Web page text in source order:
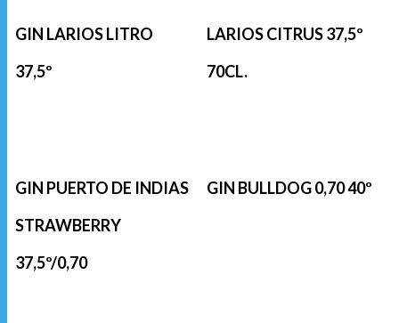
GIN LARIOS LITRO
37,5º
LARIOS CITRUS 37,5º
70CL.
GIN PUERTO DE INDIAS
STRAWBERRY
37,5º/0,70
GIN BULLDOG 0,70 40º